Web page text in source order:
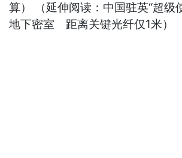
算） （延伸阅读：中国驻英“超级
地下密室 距离关键光纤仅1米）